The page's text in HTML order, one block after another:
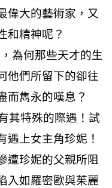
偉大的藝術家，又
和精神呢？
何那些天才的生
他們所留下的卻往
而雋永的嘆息？
特殊的際遇！試
遇上女主角珍妮！
遭珍妮的父親所阻
入如羅密歐與茱麗